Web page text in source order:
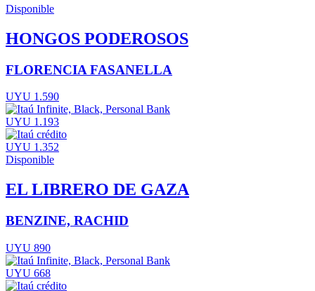
Disponible
HONGOS PODEROSOS
FLORENCIA FASANELLA
UYU 1.590
UYU 1.193
UYU 1.352
Disponible
EL LIBRERO DE GAZA
BENZINE, RACHID
UYU 890
UYU 668